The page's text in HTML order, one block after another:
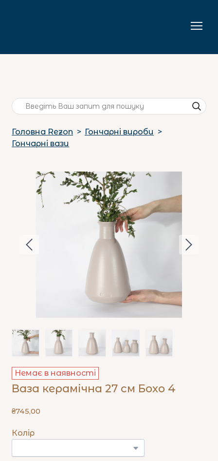
Головна Rezon
Гончарні вироби
Гончарні вази
Немає в наявності
Ваза керамічна 27 см Бохо 4
₴745,00
Колір